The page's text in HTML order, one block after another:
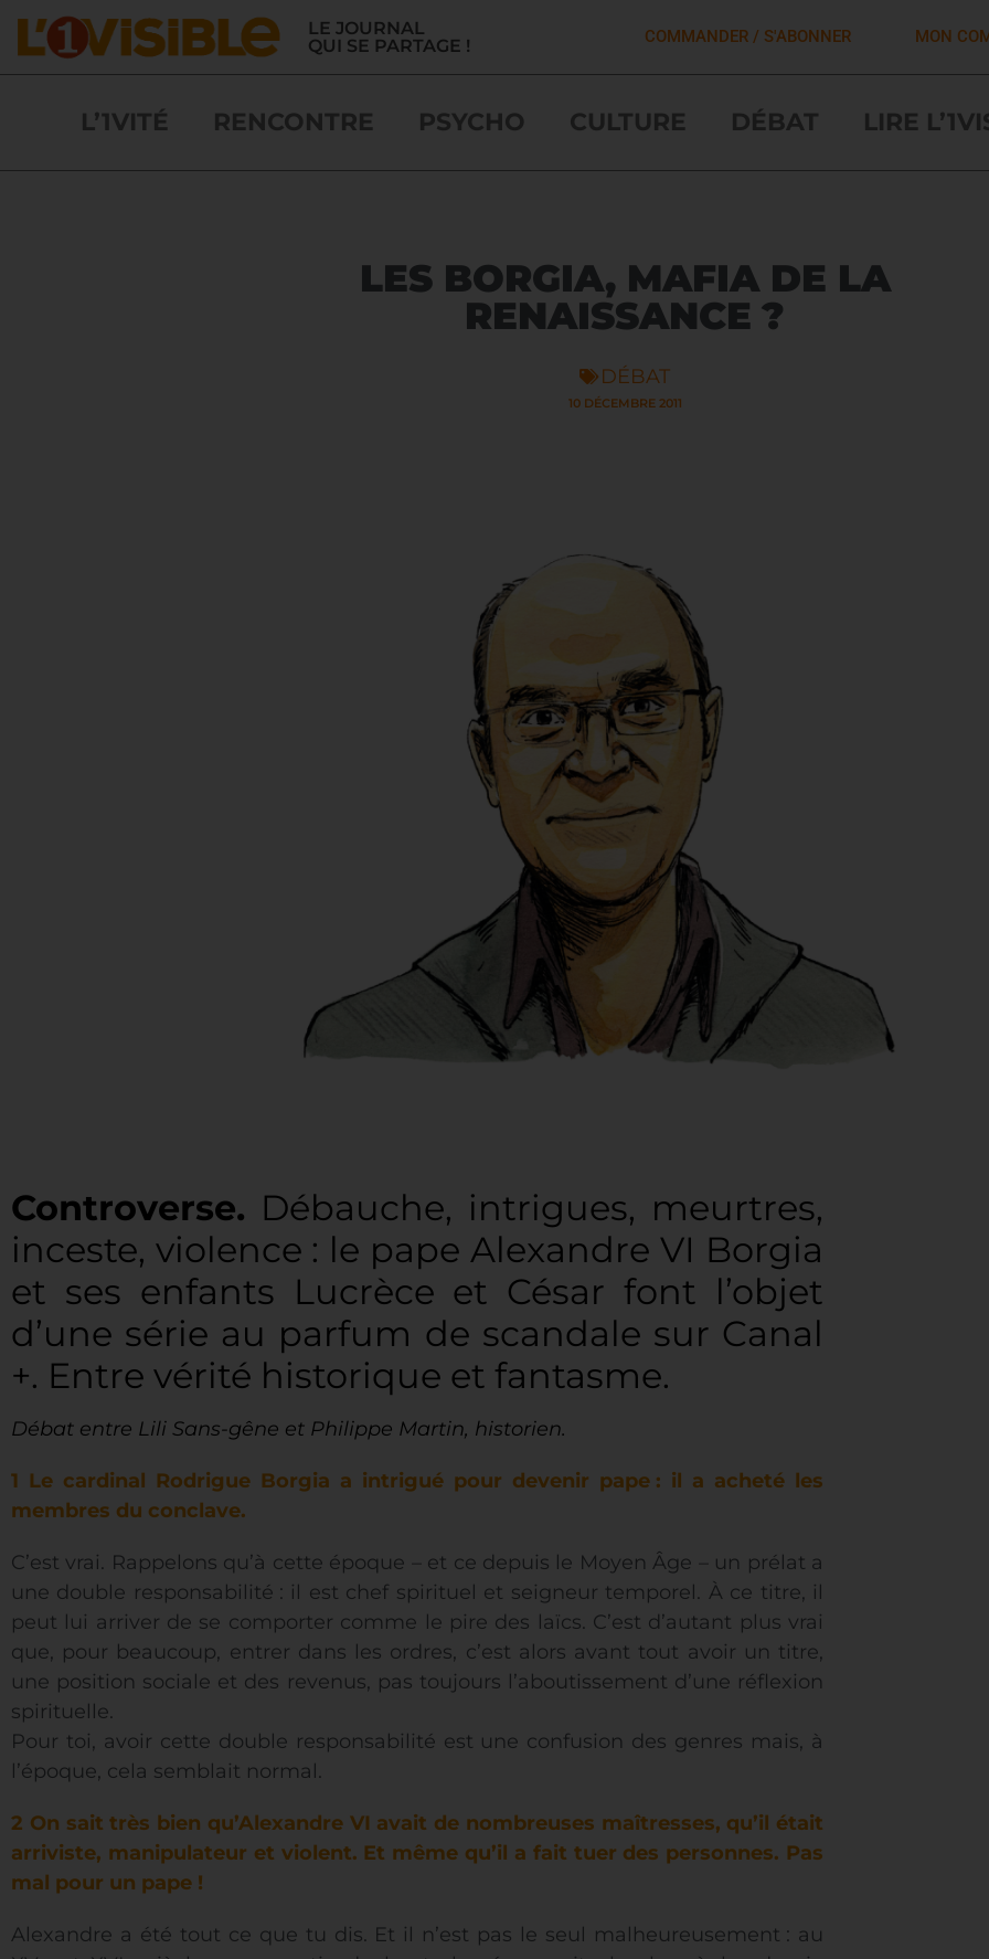
LE JOURNAL
QUI SE PARTAGE !
COMMANDER / S'ABONNER MON
L’1VITÉ RENCONTRE PSYCHO CULTURE DÉBAT LIRE
LES BORGIA, MAFIA DE LA
RENAISSANCE ?
DÉBAT
10 DÉCEMBRE 2011
Controverse. Débauche, intrigues, meurtres,
inceste, violence : le pape Alexandre VI Borgia
et ses enfants Lucrèce et César font l’objet
d’une série au parfum de scandale sur Canal
+. Entre vérité historique et fantasme.
Débat entre Lili Sans-gêne et Philippe Martin, historien.
1 Le cardinal Rodrigue Borgia a intrigué pour devenir pape : il a acheté les
membres du conclave.
C’est vrai. Rappelons qu’à cette époque – et ce depuis le Moyen Âge – un prélat a
une double responsabilité : il est chef spirituel et seigneur temporel. À ce titre, il
peut lui arriver de se comporter comme le pire des laïcs. C’est d’autant plus vrai
que, pour beaucoup, entrer dans les ordres, c’est alors avant tout avoir un titre,
une position sociale et des revenus, pas toujours l’aboutissement d’une réflexion
spirituelle.
Pour toi, avoir cette double responsabilité est une confusion des genres mais, à
l’époque, cela semblait normal.
2 On sait très bien qu’Alexandre VI avait de nombreuses maîtresses, qu’il était
arriviste, manipulateur et violent. Et même qu’il a fait tuer des personnes. Pas
mal pour un pape !
Alexandre a été tout ce que tu dis. Et il n’est pas le seul malheureusement : au